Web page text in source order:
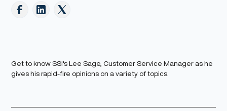
Get to know SSI's Lee Sage, Customer Service Manager as he
gives his rapid-fire opinions on a variety of topics.